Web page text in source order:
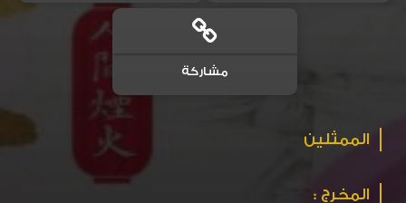
مشاركة
الممثلين
المخرج :